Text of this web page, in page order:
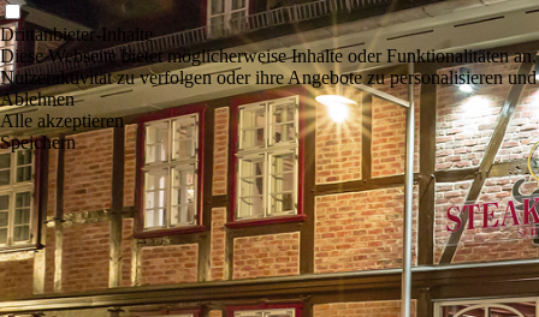
Drittanbieter-Inhalte
Diese Webseite bietet möglicherweise Inhalte oder Funktionalitäten
Nutzeraktivität zu verfolgen oder ihre Angebote zu personalisieren
Ablehnen
Alle akzeptieren
Speichern